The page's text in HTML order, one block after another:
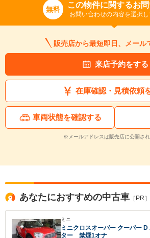
無料 この物件に関するお
お問い合わせの内容を選択
販売店から最短即日、メール
来店予約をする
在庫確認・見積依頼
車両状態を確認する
※メールアドレスは販売店に公開され
あなたにおすすめの中古車 ［PR］
ミニ
ミニクロスオーバー クーパ
ター 禁煙1オナ